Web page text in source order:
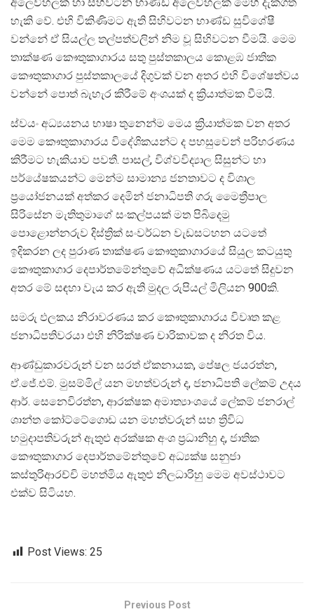
හැකි වේ. එහි විකිණිමට ඇති සිහිවටන භාණ්ඩ සුවිශේෂී
වන්නේ ඒ සියල්ල තල්පත්වලින් නිම වූ සිහිවටන වීමයි. මෙම
තාක්ෂණ කෞතුකාගාරය සතු පුස්තකාලය කොළඹ ජාතික
කෞතුකාගාර පුස්තකාලයේ දිගුවක් වන අතර එහි විශේෂත්වය
වන්නේ පොත් බැහැර කිරීමේ අංශයක් ද ක්‍රියාත්මක වීමයි.
ස්වයං අධ්‍යයනය භාෂා තුනෙන්ම මෙය ක්‍රියාත්මක වන අතර
මෙම කෞතුකාගාරය විදේශිකයන්ට ද පහසුවෙන් පරිහරණය
කිරීමට හැකියාව පවතී. පාසල්, විශ්වවිද්‍යාල සිසුන්ට හා
පර්යේෂකයන්ට මෙන්ම සාමාන්‍ය ජනතාවට ද විශාල
ප්‍රයෝජනයක් අත්කර දෙමින් ජනාධිපති ගරු මෛත්‍රීපාල
සිරිසේන මැතිතුමාගේ සංකල්පයක් මත පිබිදෙමු
පොළොන්නරුව දිස්ත්‍රික් සංවර්ධන වැඩසටහන යටතේ
ඉදිකරන ලද පුරාණ තාක්ෂණ කෞතුකාගාරයේ සියුල කටයුතු
කෞතුකාගාර දෙපාර්තමේන්තුවේ අධීක්ෂණය යටතේ සිදුවන
අතර මේ සඳහා වැය කර ඇති මුදල රුපියල් මිලියන 900කි.
සමරු ඵලකය නිරාවරණය කර කෞතුකාගාරය විවෘත කළ
ජනාධිපතිවරයා එහි නිරික්ෂණ චාරිකාවක ද නිරත විය.
ආණ්ඩුකාරවරුන් වන සරත් ඒකනායක, පේෂල ජයරත්න,
ඒ.ජේ.එම්. මුසම්මිල් යන මහත්වරුන් ද, ජනාධිපති ලේකම් උදය
ආර්. සෙනෙවිරත්න, ආරක්ෂක අමාත්‍යාංශයේ ලේකම් ජනරාල්
ශාන්ත කෝට්ටේගොඩ යන මහත්වරුන් සහ ත්‍රිවිධ
හමුදාපතිවරුන් ඇතුළු අරක්ෂක අංශ ප්‍රධානිහු ද, ජාතික
කෞතුකාගාර දෙපාර්තමේන්තුවේ අධ්‍යක්ෂ සනුජා
කස්තුරිආරච්චි මහත්මිය ඇතුළු නිලධාරිහු මෙම අවස්ථාවට
එක්ව සිටියහ.
Post Views: 25
Previous Post